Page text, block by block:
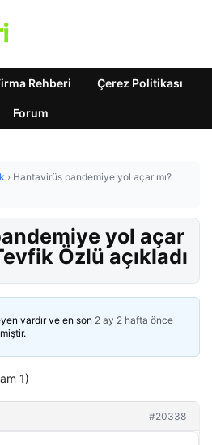
Rehberi Çerez Politikası
Forum
› Hantavirüs pandemiye yol açar mı?
yol açar
Özlü açıkladı
vardır ve en son 2 ay 2 hafta önce
1)
#20338